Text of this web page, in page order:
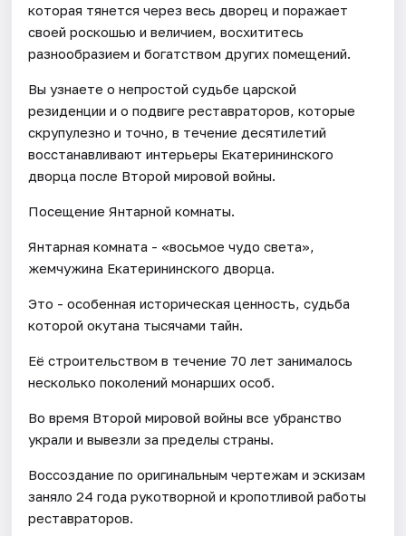
которая тянется через весь дворец и поражает
своей роскошью и величием, восхититесь
разнообразием и богатством других помещений.
Вы узнаете о непростой судьбе царской
резиденции и о подвиге реставраторов, которые
скрупулезно и точно, в течение десятилетий
восстанавливают интерьеры Екатерининского
дворца после Второй мировой войны.
Посещение Янтарной комнаты.
Янтарная комната - «восьмое чудо света»,
жемчужина Екатерининского дворца.
Это - особенная историческая ценность, судьба
которой окутана тысячами тайн.
Её строительством в течение 70 лет занималось
несколько поколений монарших особ.
Во время Второй мировой войны все убранство
украли и вывезли за пределы страны.
Воссоздание по оригинальным чертежам и эскизам
заняло 24 года рукотворной и кропотливой работы
реставраторов.